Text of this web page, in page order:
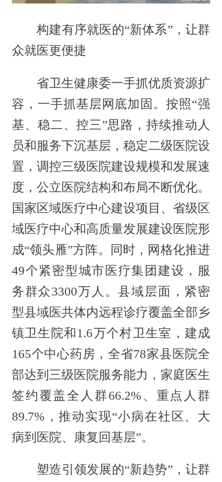
构建有序就医的“新体系”，让群
众就医更便捷
省卫生健康委一手抓优质资源扩
容，一手抓基层网底加固。按照“强
基、稳二、控三”思路，持续推动人
员和服务下沉基层，稳定二级医院设
置，调控三级医院建设规模和发展速
度，公立医院结构和布局不断优化。
国家区域医疗中心建设项目、省级区
域医疗中心和高质量发展建设医院形
成“领头雁”方阵。同时，网格化推进
49个紧密型城市医疗集团建设，服
务群众3300万人。县域层面，紧密
型县域医共体内远程诊疗覆盖全部乡
镇卫生院和1.6万个村卫生室，建成
165个中心药房，全省78家县医院全
部达到三级医院服务能力，家庭医生
签约覆盖全人群66.2%、重点人群
89.7%，推动实现“小病在社区、大
病到医院、康复回基层”。
塑造引领发展的“新趋势”，让群